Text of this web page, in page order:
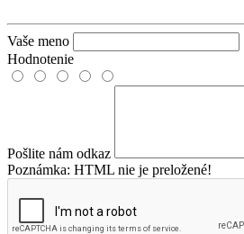
Vaše meno
Hodnotenie
Pošlite nám odkaz
Poznámka: HTML nie je preložené!